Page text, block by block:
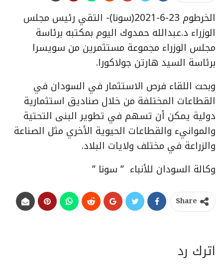
الخرطوم 23-6-2021(سونا)- التقي رئيس مجلس
الوزراء د.عبدالله حمدوك اليوم بمكتبه برئاسة
مجلس الوزراء مجموعة مستثمرين من سويسرا
برئاسة السيد هارتن جولاكورا.
وبحث اللقاء فرص الاستثمار في السودان في
القطاعات المختلفة من خلال صناديق استثمارية
دولية يمكن أن تسهم في تطوير البنى التحتية
والموانيء والقطاعات الحيوية الأخري مثل الصناعة
والزراعة في مختلف ولايات البلاد.
وكالة السودان للأنباء ” سونا ”
Share
اترك رد